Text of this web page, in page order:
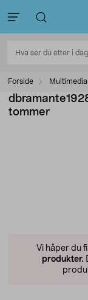
Forside Multimedia
tommer
Vi håper du
produkter.